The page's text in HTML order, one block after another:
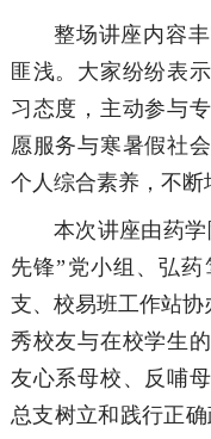
整场讲座内容
匪浅。大家纷纷表
习态度，主动参与
愿服务与寒暑假社
个人综合素养，不断
本次讲座由药
先锋”党小组、弘
支、校易班工作站协
秀校友与在校学生
友心系母校、反哺
总支树立和践行正